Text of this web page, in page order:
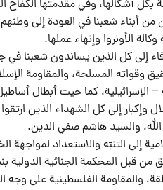
بكل أشكالها، وفي مقدمتها الكفاح
أبناء شعبنا في العودة إلى
الأونروا وإنهاء عملها.
إلى كل الذين يساندون شعبنا
المسلحة، والمقاومة
– الإسرائيلية، كما حيت أبطال
إلى كل الشهداء الذين
والسيد هاشم صفي الدين.
إلى التنبّه والاستعداد
قبل المحكمة الجنائية الدولية
والمقاومة الفلسطينية على